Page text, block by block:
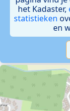
het Kadaster,
statistieken
en